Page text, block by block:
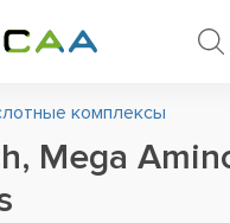
комплексы
Mega